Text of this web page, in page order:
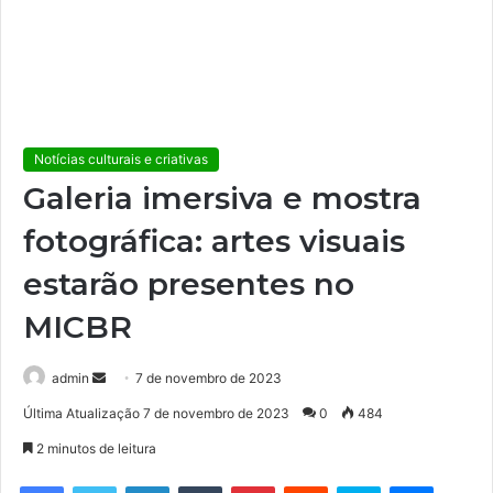
Notícias culturais e criativas
Galeria imersiva e mostra
fotográfica: artes visuais
estarão presentes no
MICBR
admin
d
e
7 de novembro de 2023
Última Atualização 7 de novembro de 2023 0 484
2 minutos de leitura